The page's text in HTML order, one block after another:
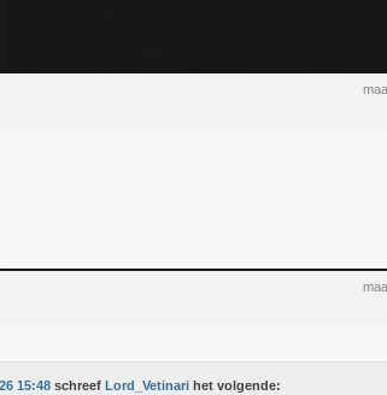
15:48 schreef Lord_Vetinari het volgende: